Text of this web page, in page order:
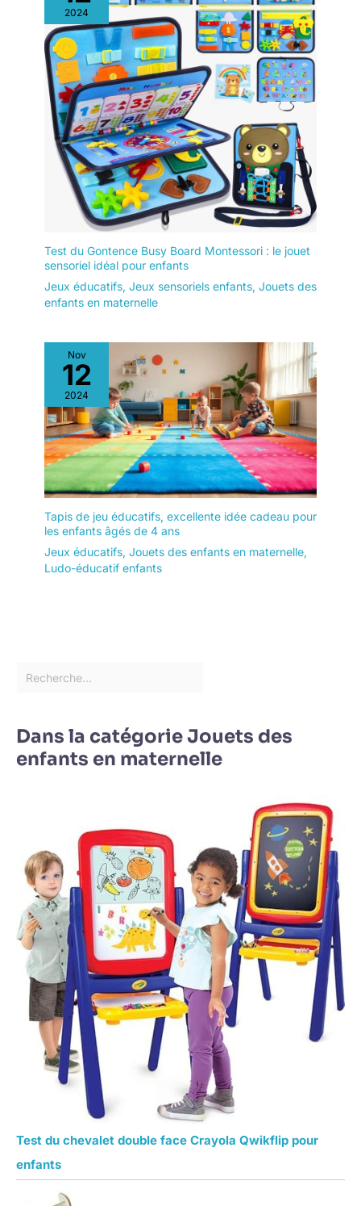
2024
Test du Gontence Busy Board Montessori : le jouet
sensoriel idéal pour enfants
Jeux éducatifs, Jeux sensoriels enfants, Jouets des
enfants en maternelle
Nov
12
2024
Tapis de jeu éducatifs, excellente idée cadeau pour
les enfants âgés de 4 ans
Jeux éducatifs, Jouets des enfants en maternelle,
Ludo-éducatif enfants
Dans la catégorie Jouets des
enfants en maternelle
Test du chevalet double face Crayola Qwikflip pour
enfants